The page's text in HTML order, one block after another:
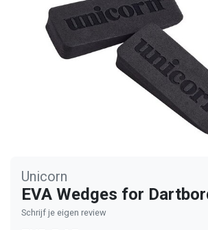
Unicorn
EVA Wedges for
Schrijf je eigen review